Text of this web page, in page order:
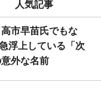
人気記事
市早苗氏でもな
浮上している「次
外な名前